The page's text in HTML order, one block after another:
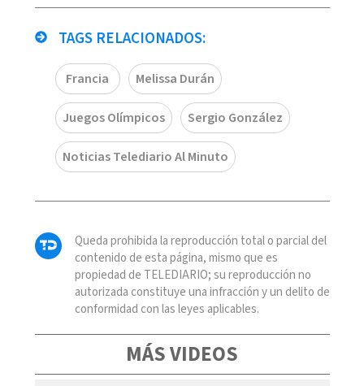
TAGS RELACIONADOS:
Francia Melissa Durán
Juegos Olímpicos Sergio González
Noticias Telediario Al Minuto
Queda prohibida la reproducción total o parcial del
contenido de esta página, mismo que es
propiedad de TELEDIARIO; su reproducción no
autorizada constituye una infracción y un delito de
conformidad con las leyes aplicables.
MÁS VIDEOS